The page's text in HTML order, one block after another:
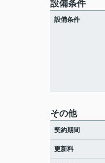
設備条件
設備条件
その他
契約期間
更新料